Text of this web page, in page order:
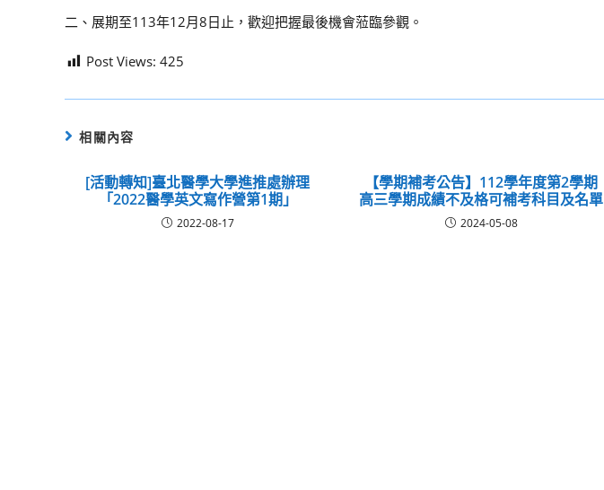
二、展期至113年12月8日止，歡迎把握最後機會蒞臨參觀。
Post Views: 425
相關內容
[活動轉知]臺北醫學大學進推處辦理
「2022醫學英文寫作營第1期」
2022-08-17
【學期補考公告】112學年度第2學期
高三學期成績不及格可補考科目及名單
2024-05-08